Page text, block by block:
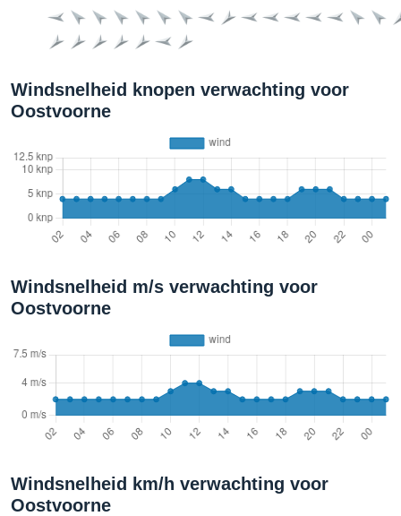
Windsnelheid knopen verwachting voor
Oostvoorne
Windsnelheid m/s verwachting voor
Oostvoorne
Windsnelheid km/h verwachting voor
Oostvoorne